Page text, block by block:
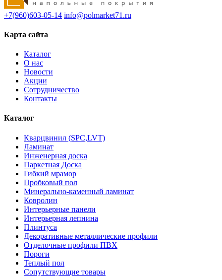
+7(960)603-05-14 info@polmarket71.ru
Карта сайта
Каталог
О нас
Новости
Акции
Сотрудничество
Контакты
Каталог
Кварцвинил (SPC,LVT)
Ламинат
Инженерная доска
Паркетная Доска
Гибкий мрамор
Пробковый пол
Минерально-каменный ламинат
Ковролин
Интерьерные панели
Интерьерная лепнина
Плинтуса
Декоративные металлические профили
Отделочные профили ПВХ
Пороги
Теплый пол
Сопутствующие товары